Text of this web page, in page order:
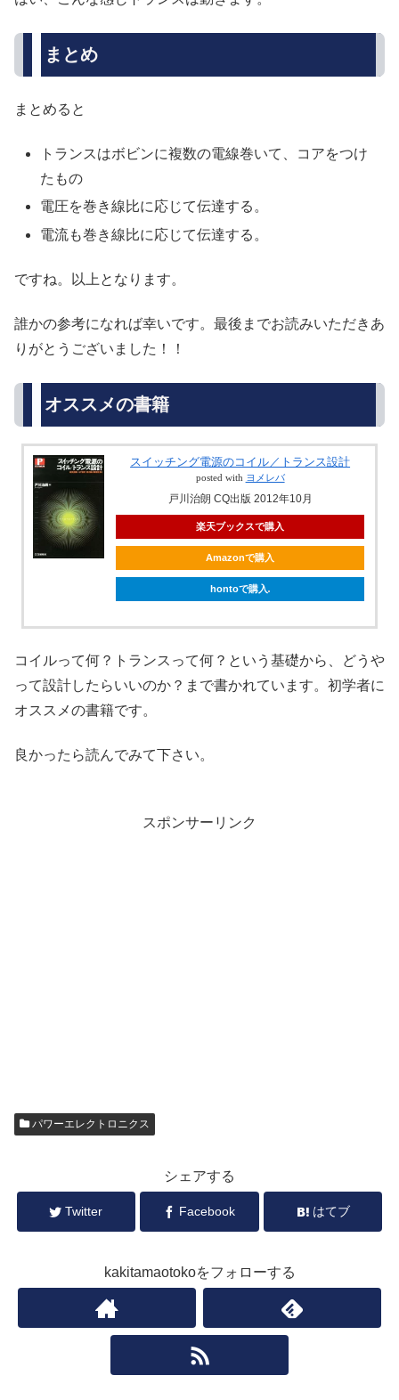
まとめ
まとめると
トランスはボビンに複数の電線巻いて、コアをつけ
たもの
電圧を巻き線比に応じて伝達する。
電流も巻き線比に応じて伝達する。
ですね。以上となります。
誰かの参考になれば幸いです。最後までお読みいただきあ
りがとうございました！！
オススメの書籍
スイッチング電源のコイル／トランス設計
posted with ヨメレバ
戸川治朗 CQ出版 2012年10月
楽天ブックスで購入
Amazonで購入
hontoで購入
コイルって何？トランスって何？という基礎から、どうや
って設計したらいいのか？まで書かれています。初学者に
オススメの書籍です。
良かったら読んでみて下さい。
スポンサーリンク
パワーエレクトロニクス
シェアする
Twitter Facebook はてブ
kakitamaotokoをフォローする